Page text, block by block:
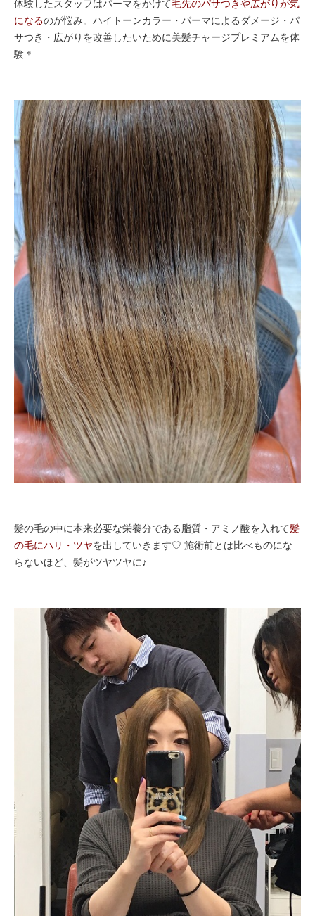
体験したスタッフはパーマをかけて毛先のパサつきや広がりが気
になるのが悩み。ハイトーンカラー・パーマによるダメージ・パ
サつき・広がりを改善したいために美髪チャージプレミアムを体
験＊
髪の毛の中に本来必要な栄養分である脂質・アミノ酸を入れて髪
の毛にハリ・ツヤを出していきます♡ 施術前とは比べものにな
らないほど、髪がツヤツヤに♪